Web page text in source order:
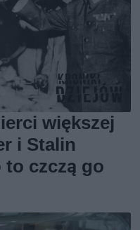
większej
i Stalin
to czczą go